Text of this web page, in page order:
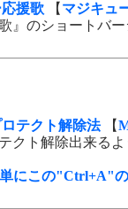
援歌 【 マジキュ
』のショートバ
テクト解除法【
クト解除出来る
単にこの"Ctrl+A"